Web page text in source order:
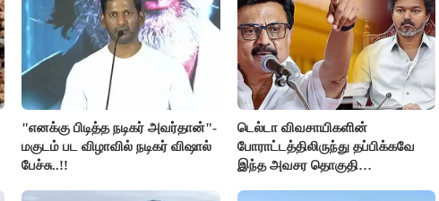
"எனக்கு பிடித்த நடிகர் அவர்தான்"-
மகுடம் பட விழாவில் நடிகர் விஷால்
பேச்சு..!!
டெல்டா விவசாயிகளின்
போராட்டத்திலிருந்து தப்பிக்கவே
இந்த அவசர தொகுதி